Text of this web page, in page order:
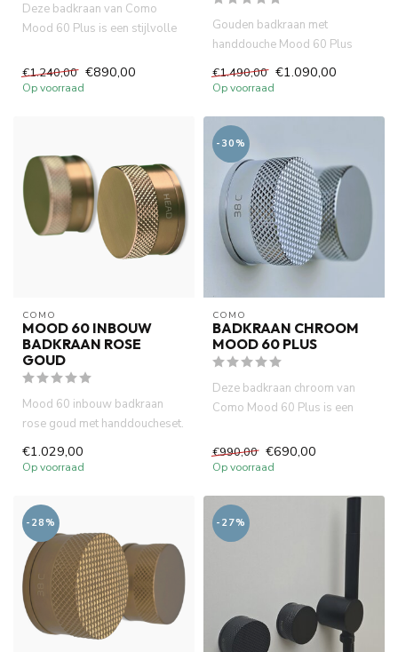
Deze badkraan van Como
Mood 60 Plus is een stijlvolle
€1.240,00 €890,00
Op voorraad
Gouden badkraan met
handdouche Mood 60 Plus
messing met ingebouwde
thermostaat b...
€1.490,00 €1.090,00
Op voorraad
COMO
MOOD 60 INBOUW
BADKRAAN ROSE
GOUD
Mood 60 inbouw badkraan
rose goud met handdoucheset.
Incl. 2 x inbouwbox, zowel ...
€1.029,00
Op voorraad
-30%
COMO
BADKRAAN CHROOM
MOOD 60 PLUS
Deze badkraan chroom van
Como Mood 60 Plus is een
therm...
€990,00 €690,00
Op voorraad
-28% -27%